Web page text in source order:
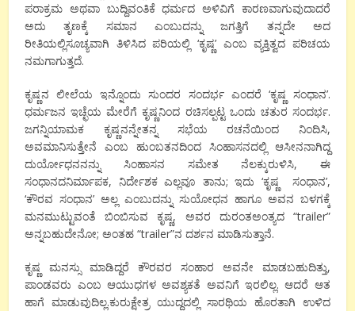
ಪರಾಕ್ರಮ ಅಥವಾ ಬುದ್ದಿವಂತಿಕೆ ಧರ್ಮದ ಅಳಿವಿಗೆ ಕಾರಣವಾಗುವುದಾದರೆ
ಅದು ತೃಣಕ್ಕೆ ಸಮಾನ ಎಂಬುದನ್ನು ಜಗತ್ತಿಗೆ ತನ್ನದೇ ಅದ
ರೀತಿಯಲ್ಲಿಸೂಚ್ಯವಾಗಿ ತಿಳಿಸಿದ ಪರಿಯಲ್ಲಿ ‘ಕೃಷ್ಣ’ ಎಂಬ ವ್ಯಕ್ತಿತ್ವದ ಪರಿಚಯ
ನಮಗಾಗುತ್ತದೆ.
ಕೃಷ್ಣನ ಲೀಲೆಯ ಇನ್ನೊಂದು ಸುಂದರ ಸಂದರ್ಭ ಎಂದರೆ ‘ಕೃಷ್ಣ ಸಂಧಾನ’.
ಧರ್ಮಜನ ಇಚ್ಛೆಯ ಮೇರೆಗೆ ಕೃಷ್ಣನಿಂದ ರಚಿಸಲ್ಪಟ್ಟ ಒಂದು ಚತುರ ಸಂದರ್ಭ.
ಜಗನ್ನಿಯಾಮಕ ಕೃಷ್ಣನನ್ನೇತನ್ನ ಸಭೆಯ ರಚನೆಯಿಂದ ನಿಂದಿಸಿ,
ಅವಮಾನಿಸುತ್ತೇನೆ ಎಂಬ ಹುಂಬತನದಿಂದ ಸಿಂಹಾಸನದಲ್ಲಿ ಆಸೀನನಾಗಿದ್ದ
ದುರ್ಯೋಧನನನ್ನು ಸಿಂಹಾಸನ ಸಮೇತ ನೆಲಕ್ಕುರುಳಿಸಿ, ಈ
ಸಂಧಾನದನಿರ್ಮಾಪಕ, ನಿರ್ದೇಶಕ ಎಲ್ಲವೂ ತಾನು; ಇದು ‘ಕೃಷ್ಣ ಸಂಧಾನ’,
‘ಕೌರವ ಸಂಧಾನ’ ಅಲ್ಲ ಎಂಬುದನ್ನು ಸುಯೋಧನ ಹಾಗೂ ಅವನ ಬಳಗಕ್ಕೆ
ಮನಮುಟ್ಟುವಂತೆ ಬಿಂಬಿಸುವ ಕೃಷ್ಣ, ಅವರ ದುರಂತಅಂತ್ಯದ “trailer”
ಅನ್ನಬಹುದೇನೋ; ಅಂತಹ “trailer”ನ ದರ್ಶನ ಮಾಡಿಸುತ್ತಾನೆ.
ಕೃಷ್ಣ ಮನಸ್ಸು ಮಾಡಿದ್ದರೆ ಕೌರವರ ಸಂಹಾರ ಅವನೇ ಮಾಡಬಹುದಿತ್ತು,
ಪಾಂಡವರು ಎಂಬ ಆಯುಧಗಳ ಅವಶ್ಯಕತೆ ಅವನಿಗೆ ಇರಲಿಲ್ಲ. ಆದರೆ ಆತ
ಹಾಗೆ ಮಾಡುವುದಿಲ್ಲ.ಕುರುಕ್ಷೇತ್ರ ಯುದ್ದದಲ್ಲಿ ಸಾರಥಿಯ ಹೊರತಾಗಿ ಉಳಿದ